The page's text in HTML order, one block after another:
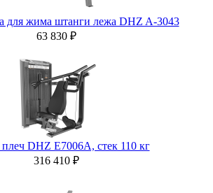
для жима штанги лежа DHZ A-3043
63 830 ₽
DHZ E7006A, стек 110 кг
316 410 ₽